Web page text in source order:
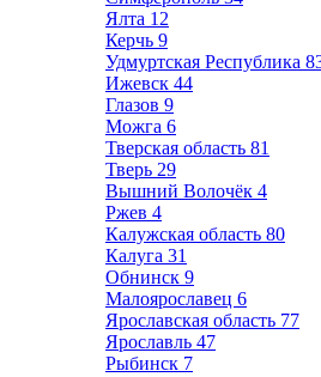
Ялта 12
Керчь 9
Удмуртская Республика
Ижевск 44
Глазов 9
Можга 6
Тверская область 81
Тверь 29
Вышний Волочёк 4
Ржев 4
Калужская область 80
Калуга 31
Обнинск 9
Малоярославец 6
Ярославская область 77
Ярославль 47
Рыбинск 7